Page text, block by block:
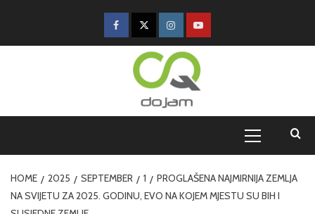
HOME 2025 SEPTEMBER 1
PROGLAŠENA NAJMIRNIJA ZEMLJA
NA SVIJETU ZA 2025. GODINU, EVO NA KOJEM MJESTU SU BIH I